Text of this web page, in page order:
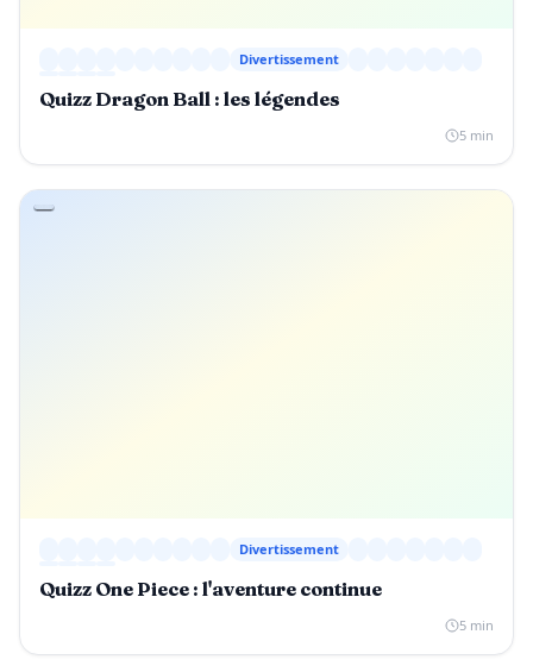
Divertissement
Quizz Dragon Ball : les légendes
5 min
Divertissement
Quizz One Piece : l'aventure continue
5 min